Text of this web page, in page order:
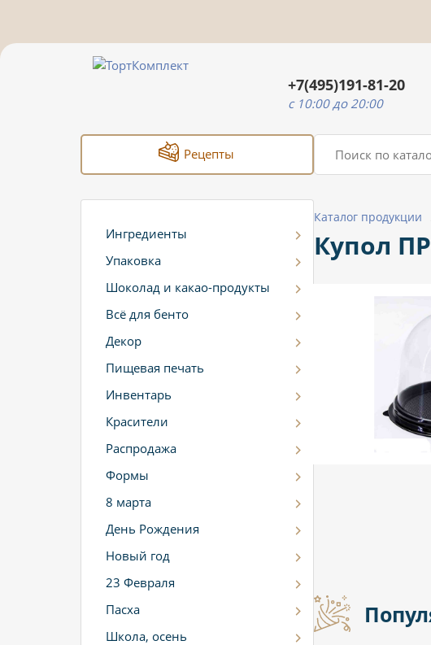
+7(495)191-81-20
c 10:00 до 20:00
Рецепты
Ингредиенты
Упаковка
Шоколад и какао-продукты
Всё для бенто
Декор
Пищевая печать
Инвентарь
Красители
Распродажа
Формы
8 марта
День Рождения
Новый год
23 Февраля
Пасха
Школа, осень
Каталог продукции
Купол